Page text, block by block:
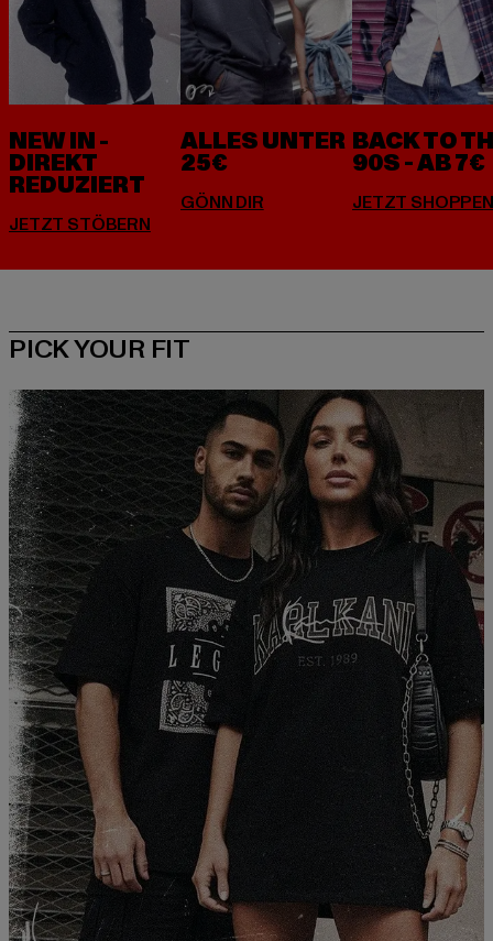
NEW IN -
DIREKT
REDUZIERT
ALLES UNTER
25€
BACK TO
90S - AB 7€
PICK YOUR FIT